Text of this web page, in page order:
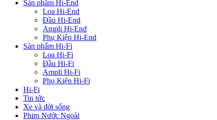
Sản phẩm Hi-End
Loa Hi-End
Đầu Hi-End
Ampli Hi-End
Phụ Kiện Hi-End
Sản phẩm Hi-Fi
Loa Hi-Fi
Đầu Hi-Fi
Ampli Hi-Fi
Phụ Kiện Hi-Fi
Hi-Fi
Tin tức
Xe và đời sống
Phim Nước Ngoài